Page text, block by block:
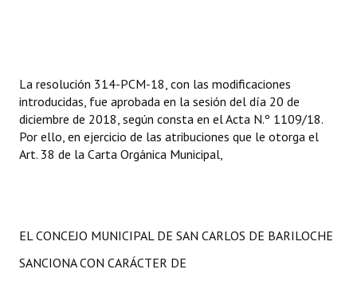
Mujeres que Dejaron Huellas - Registro
Periodistas Decanos - Registro
Huéspedes de Honor - Registro
Antiguos Pobladores - Registro
La resolución 314-PCM-18, con las modificaciones
introducidas, fue aprobada en la sesión del día 20 de
diciembre de 2018, según consta en el Acta N.º 1109/18.
Por ello, en ejercicio de las atribuciones que le otorga el
Art. 38 de la Carta Orgánica Municipal,
EL CONCEJO MUNICIPAL DE SAN CARLOS DE BARILOCHE
SANCIONA CON CARÁCTER DE